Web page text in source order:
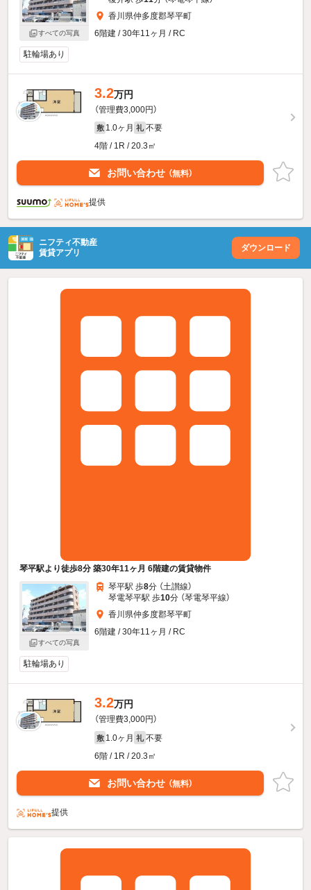
すべての写真
香川県仲多度郡琴平町
6階建 / 30年11ヶ月 / RC
駐輪場あり
3.2万円
（管理費3,000円）
敷 1.0ヶ月 礼 不要
4階 / 1R / 20.3㎡
お問い合わせ （無料）
提供
ニフティ不動産
賃貸アプリ
ダウンロード
琴平駅より徒歩8分 築30年11ヶ月 6階建の賃貸物件
すべての写真
琴平駅 歩8分 （土讃線）
琴電琴平駅 歩10分 （琴電琴平線）
香川県仲多度郡琴平町
6階建 / 30年11ヶ月 / RC
駐輪場あり
3.2万円
（管理費3,000円）
敷 1.0ヶ月 礼 不要
6階 / 1R / 20.3㎡
お問い合わせ （無料）
提供